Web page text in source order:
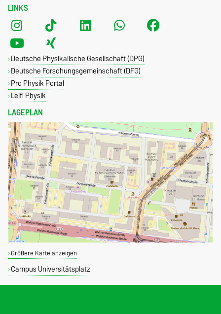
LINKS
Deutsche Physikalische Gesellschaft (DPG)
Deutsche Forschungsgemeinschaft (DFG)
Pro Physik Portal
Leifi Physik
LAGEPLAN
Größere Karte anzeigen
Campus Universitätsplatz